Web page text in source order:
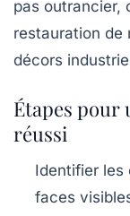
pas outrancier,
restauration de
décors
Étapes pour
réussi
Identifier les
faces